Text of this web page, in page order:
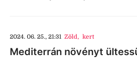
2024. 06. 25., 21:31 Zöld, kert
Mediterrán növényt